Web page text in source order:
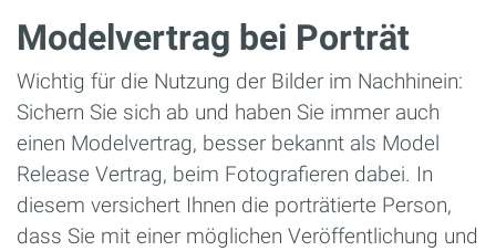
Modelvertrag bei Porträt
Wichtig für die Nutzung der Bilder im Nachhinein:
Sichern Sie sich ab und haben Sie immer auch
einen Modelvertrag, besser bekannt als Model
Release Vertrag, beim Fotografieren dabei. In
diesem versichert Ihnen die porträtierte Person,
dass Sie mit einer möglichen Veröffentlichung und